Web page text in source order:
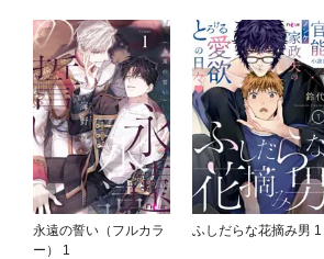
永遠の誓い（フルカラ
ー） 1
ふしだらな花摘み男 1